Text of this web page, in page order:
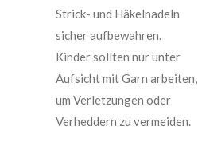
Strick- und Häkelnadeln
sicher aufbewahren.
Kinder sollten nur unter
Aufsicht mit Garn arbeiten,
um Verletzungen oder
Verheddern zu vermeiden.